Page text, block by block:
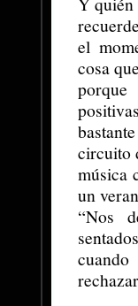
el
cosa
circuito
música
un
“Nos